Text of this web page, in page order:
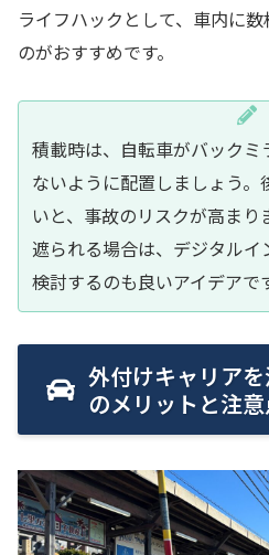
ライフハックとして、車内に
のがおすすめです。
積載時は、自転車がバック
ないように配置しましょう
いと、事故のリスクが高まり
遮られる場合は、デジタル
検討するのも良いアイデアで
外付けキャリア
のメリットと注